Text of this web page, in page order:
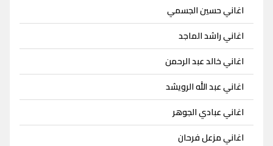
اغاني حسين الجسمي
اغاني راشد الماجد
اغاني خالد عبد الرحمن
اغاني عبد الله الرويشد
اغاني عبادي الجوهر
اغاني مزعل فرحان